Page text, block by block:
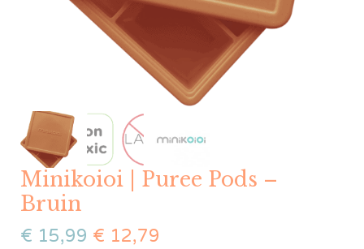
Minikoioi | Puree Pods –
Bruin
€ 15,99 € 12,79